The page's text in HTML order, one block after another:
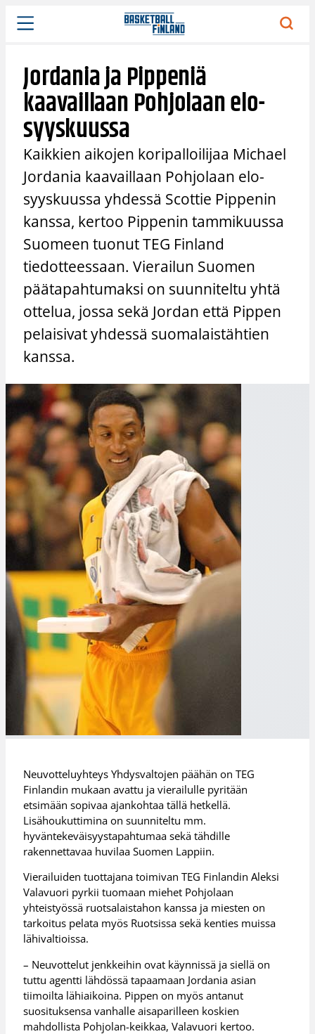
Siirry
sisältöön
Jordania ja Pippeniä
kaavaillaan Pohjolaan elo-
syyskuussa
Kaikkien aikojen koripalloilijaa Michael
Jordania kaavaillaan Pohjolaan elo-
syyskuussa yhdessä Scottie Pippenin
kanssa, kertoo Pippenin tammikuussa
Suomeen tuonut TEG Finland
tiedotteessaan. Vierailun Suomen
päätapahtumaksi on suunniteltu yhtä
ottelua, jossa sekä Jordan että Pippen
pelaisivat yhdessä suomalaistähtien
kanssa.
Neuvotteluyhteys Yhdysvaltojen päähän on TEG
Finlandin mukaan avattu ja vierailulle pyritään
etsimään sopivaa ajankohtaa tällä hetkellä.
Lisähoukuttimina on suunniteltu mm.
hyväntekeväisyystapahtumaa sekä tähdille
rakennettavaa huvilaa Suomen Lappiin.
Vierailuiden tuottajana toimivan TEG Finlandin Aleksi
Valavuori pyrkii tuomaan miehet Pohjolaan
yhteistyössä ruotsalaistahon kanssa ja miesten on
tarkoitus pelata myös Ruotsissa sekä kenties muissa
lähivaltioissa.
– Neuvottelut jenkkeihin ovat käynnissä ja siellä on
tuttu agentti lähdössä tapaamaan Jordania asian
tiimoilta lähiaikoina. Pippen on myös antanut
suosituksensa vanhalle aisaparilleen koskien
mahdollista Pohjolan-keikkaa, Valavuori kertoo.